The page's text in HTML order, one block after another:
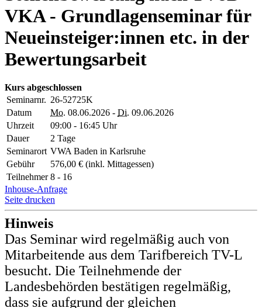
VKA - Grundlagenseminar für
Neueinsteiger:innen etc. in der
Bewertungsarbeit
Kurs abgeschlossen
Seminarnr. 26-52725K
Datum
Mo. 08.06.2026 - Di. 09.06.2026
Uhrzeit
09:00 - 16:45 Uhr
Dauer
2 Tage
Seminarort VWA Baden in Karlsruhe
Gebühr
576,00 € (inkl. Mittagessen)
Teilnehmer 8 - 16
Inhouse-Anfrage
Seite drucken
Hinweis
Das Seminar wird regelmäßig auch von
Mitarbeitende aus dem Tarifbereich TV-L
besucht. Die Teilnehmende der
Landesbehörden bestätigen regelmäßig,
dass sie aufgrund der gleichen